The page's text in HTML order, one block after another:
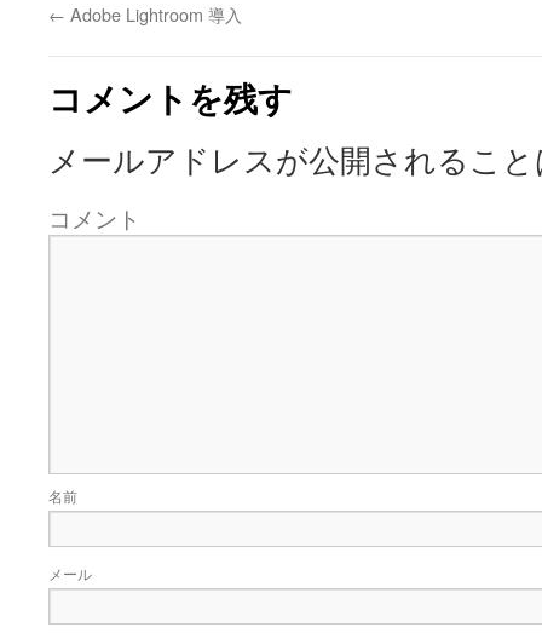
← Adobe Lightroom 導入
コメントを残す
メールアドレスが公開されるこ
コメント
名前
メール